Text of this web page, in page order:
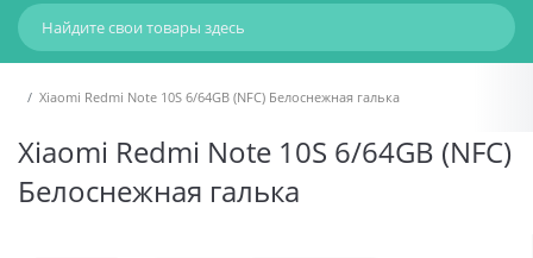
Xiaomi Redmi Note 10S 6/64GB (NFC) Белоснежная галька
Xiaomi Redmi Note 10S 6/64GB (NFC)
Белоснежная галька